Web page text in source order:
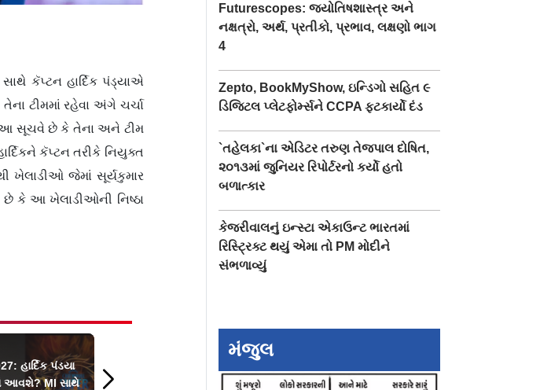
કૅપ્ટન હાર્દિક પંડ્યાએ
તેના ટીમમાં રહેવા અંગે ચર્ચા
આ સૂચવે છે કે તેના અને ટીમ
કૅપ્ટન તરીકે નિયુક્ત
ખેલાડીઓ જેમાં સૂર્યકુમાર
કે આ ખેલાડીઓની નિષ્ઠા
હાર્દિક પંડયા
આવશે? MI સાથે
ટ્રાન્સફર સિસ્ટમ હોય તો
Futurescopes: જ્યોતિષશાસ્ત્ર અને
નક્ષત્રો, અર્થ, પ્રતીકો, પ્રભાવ, લક્ષણો ભાગ
4
Zepto, BookMyShow, ઇન્ડિગો સહિત ૯
ડિજિટલ પ્લેટફોર્મ્સને CCPA ફટકાર્યો દંડ
`તહેલકા`ના એડિટર તરુણ તેજપાલ દોષિત,
૨૦૧૩માં જુનિયર રિપોર્ટરનો કર્યો હતો
બળાત્કાર
કેજરીવાલનું ઇન્સ્ટા એકાઉન્ટ ભારતમાં
રિસ્ટ્રિક્ટ થયું એમા તો PM મોદીને
સંભળાવ્યું
મંજુલ